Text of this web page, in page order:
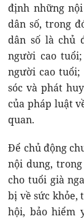
định những
dân số, trong
dân số là chủ
người cao
người cao tuổi;
sóc và phát
của pháp luật
quan.
Để chủ động
nội dung,
cho tuổi già
bị về sức khỏe,
hội, bảo hiểm